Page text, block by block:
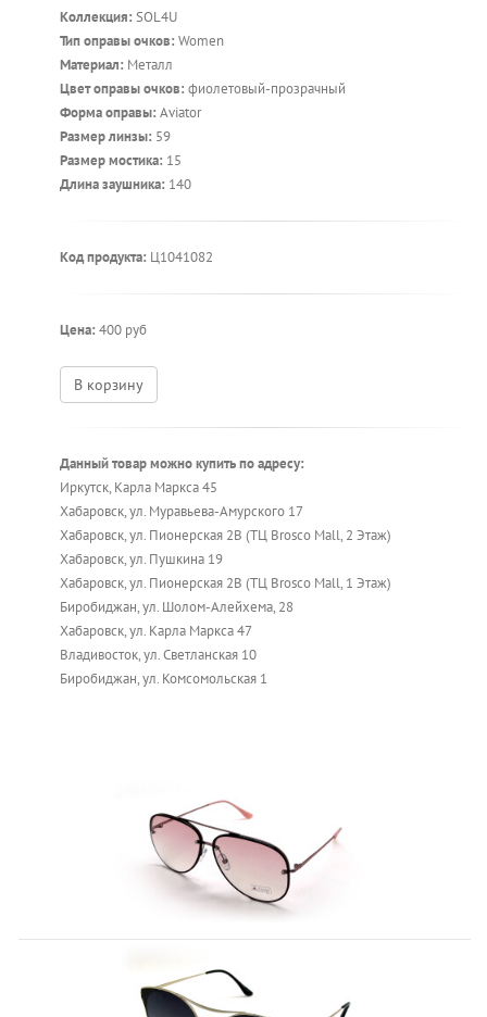
Коллекция: SOL4U
Тип оправы очков: Women
Материал: Металл
Цвет оправы очков: фиолетовый-прозрачный
Форма оправы: Aviator
Размер линзы: 59
Размер мостика: 15
Длина заушника: 140
Код продукта: Ц1041082
Цена: 400 руб
В корзину
Данный товар можно купить по адресу:
Иркутск, Карла Маркса 45
Хабаровск, ул. Муравьева-Амурского 17
Хабаровск, ул. Пионерская 2В (ТЦ Brosco Mall, 2 Этаж)
Хабаровск, ул. Пушкина 19
Хабаровск, ул. Пионерская 2В (ТЦ Brosco Mall, 1 Этаж)
Биробиджан, ул. Шолом-Алейхема, 28
Хабаровск, ул. Карла Маркса 47
Владивосток, ул. Светланская 10
Биробиджан, ул. Комсомольская 1